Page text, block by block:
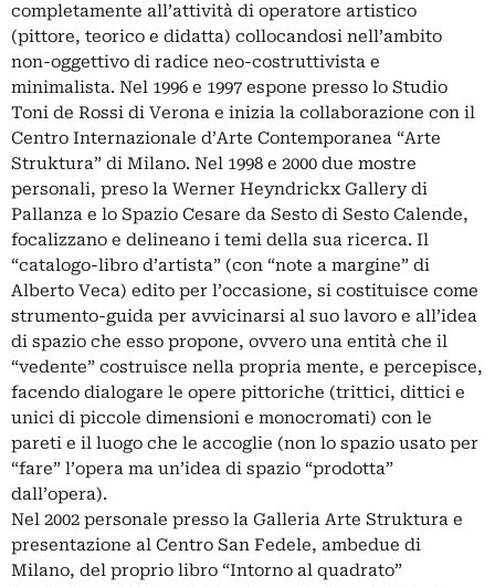
completamente all’attività di operatore artistico
(pittore, teorico e didatta) collocandosi nell’ambito
non-oggettivo di radice neo-costruttivista e
minimalista. Nel 1996 e 1997 espone presso lo Studio
Toni de Rossi di Verona e inizia la collaborazione con il
Centro Internazionale d’Arte Contemporanea “Arte
Struktura” di Milano. Nel 1998 e 2000 due mostre
personali, preso la Werner Heyndrickx Gallery di
Pallanza e lo Spazio Cesare da Sesto di Sesto Calende,
focalizzano e delineano i temi della sua ricerca. Il
“catalogo-libro d’artista” (con “note a margine” di
Alberto Veca) edito per l’occasione, si costituisce come
strumento-guida per avvicinarsi al suo lavoro e all’idea
di spazio che esso propone, ovvero una entità che il
“vedente” costruisce nella propria mente, e percepisce,
facendo dialogare le opere pittoriche (trittici, dittici e
unici di piccole dimensioni e monocromati) con le
pareti e il luogo che le accoglie (non lo spazio usato per
“fare” l’opera ma un’idea di spazio “prodotta”
dall’opera).
Nel 2002 personale presso la Galleria Arte Struktura e
presentazione al Centro San Fedele, ambedue di
Milano, del proprio libro “Intorno al quadrato”